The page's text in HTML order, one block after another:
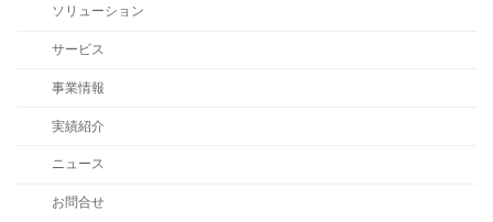
ソリューション
サービス
事業情報
実績紹介
ニュース
お問合せ